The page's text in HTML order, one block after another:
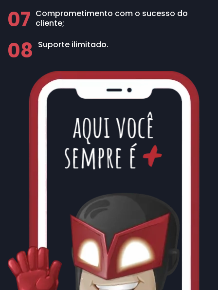
07 Comprometimento com o sucesso do
cliente;
08 Suporte ilimitado.